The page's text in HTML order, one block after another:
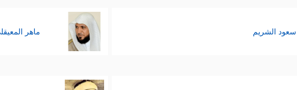
سعود الشريم ماهر